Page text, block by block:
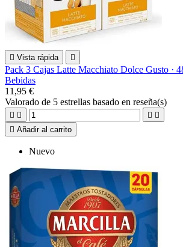
 Vista rápida 
Pack 3 Cajas Latte Macchiato Dolce Gusto ·
Bebidas
11,95 €
Valorado de 5 estrellas basado en reseña(s)
   
 Añadir al carrito
Nuevo